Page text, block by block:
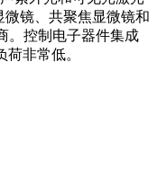
镜、共聚焦显微镜和
。控制电子器件集成
非常低。